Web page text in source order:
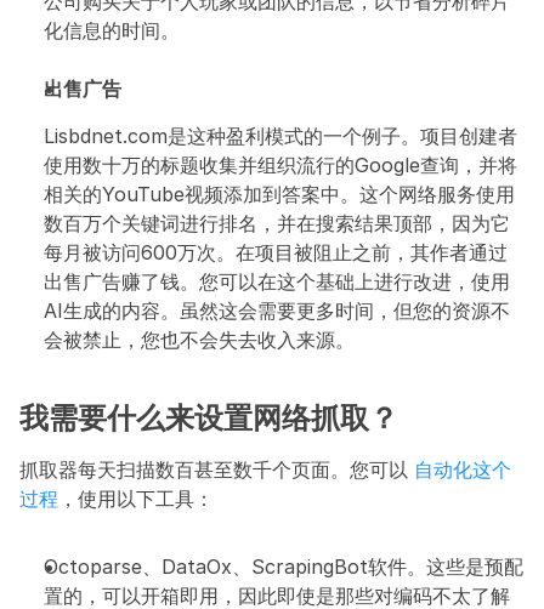
化信息的时间。
出售广告
Lisbdnet.com是这种盈利模式的一个例子。项目创建者
使用数十万的标题收集并组织流行的Google查询，并将
相关的YouTube视频添加到答案中。这个网络服务使用
数百万个关键词进行排名，并在搜索结果顶部，因为它
每月被访问600万次。在项目被阻止之前，其作者通过
出售广告赚了钱。您可以在这个基础上进行改进，使用
AI生成的内容。虽然这会需要更多时间，但您的资源不
会被禁止，您也不会失去收入来源。
我需要什么来设置网络抓取？
抓取器每天扫描数百甚至数千个页面。您可以 自动化这个
过程 ，使用以下工具：
Octoparse、DataOx、ScrapingBot软件。这些是预配
置的，可以开箱即用，因此即使是那些对编码不太了解